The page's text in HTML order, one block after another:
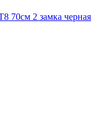
70см 2 замка черная